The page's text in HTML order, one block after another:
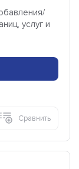
услуг и
Сравнить